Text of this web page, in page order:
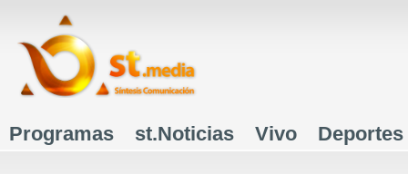
Menú principal
Programas st.Noticias Vivo Deportes